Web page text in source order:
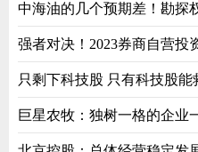
中海油的几个预期差！勘探
强者对决！2023券商自营投
只剩下科技股 只有科技股能